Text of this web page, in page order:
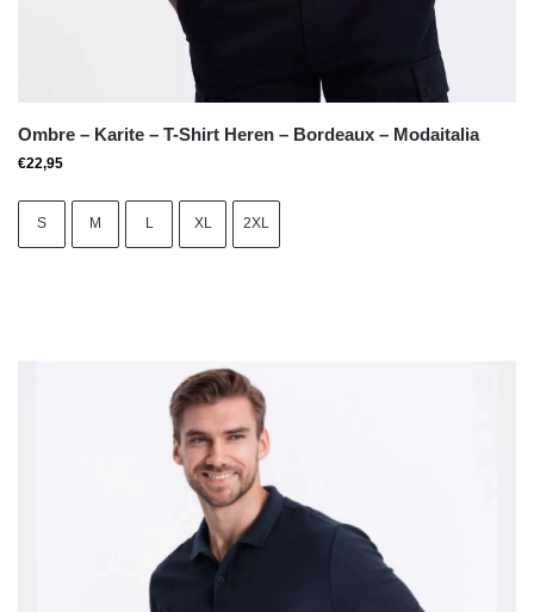
Ombre – Karite – T-Shirt Heren – Bordeaux – Modaitalia
€22,95
S M L XL 2XL